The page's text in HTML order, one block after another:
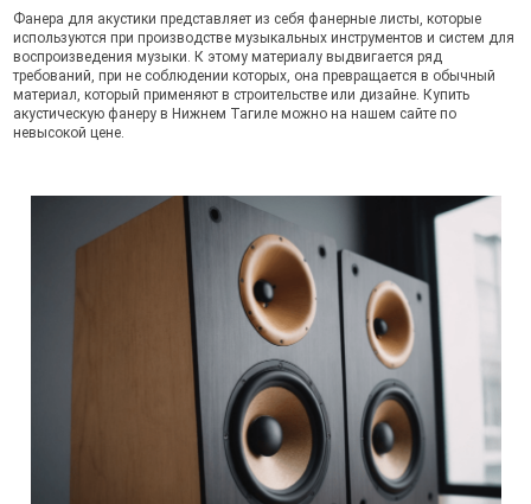
Фанера для акустики представляет из себя фанерные листы, которые
используются при производстве музыкальных инструментов и систем для
воспроизведения музыки. К этому материалу выдвигается ряд
требований, при не соблюдении которых, она превращается в обычный
материал, который применяют в строительстве или дизайне. Купить
акустическую фанеру в Нижнем Тагиле можно на нашем сайте по
невысокой цене.